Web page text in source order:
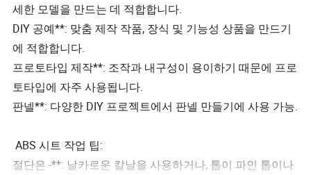
세한 모델을 만드는 데 적합합니다.
DIY 공예**: 맞춤 제작 작품, 장식 및 기능성 상품을 만드기
에 적합합니다.
프로토타입 제작**: 조작과 내구성이 용이하기 때문에 프로
토타입에 자주 사용됩니다.
판넬**: 다양한 DIY 프로젝트에서 판넬 만들기에 사용 가능.
ABS 시트 작업 팁:
절단은 -**: 날카로운 칼날을 사용하거나, 톱이 파인 톱이나